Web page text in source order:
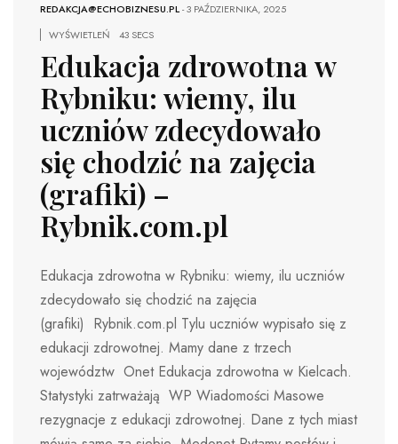
REDAKCJA@ECHOBIZNESU.PL-3 PAŹDZIERNIKA, 2025
WYŚWIETLEŃ
43 SECS
Edukacja zdrowotna w
Rybniku: wiemy, ilu
uczniów zdecydowało
się chodzić na zajęcia
(grafiki) –
Rybnik.com.pl
Edukacja zdrowotna w Rybniku: wiemy, ilu uczniów
zdecydowało się chodzić na zajęcia
(grafiki) Rybnik.com.pl Tylu uczniów wypisało się z
edukacji zdrowotnej. Mamy dane z trzech
województw Onet Edukacja zdrowotna w Kielcach.
Statystyki zatrważają WP Wiadomości Masowe
rezygnacje z edukacji zdrowotnej. Dane z tych miast